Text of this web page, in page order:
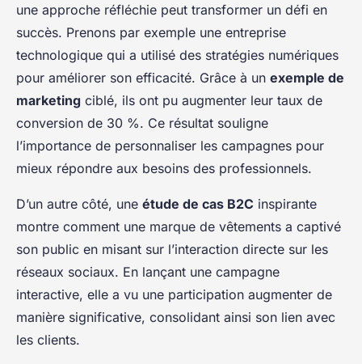
une approche réfléchie peut transformer un défi en
succès. Prenons par exemple une entreprise
technologique qui a utilisé des stratégies numériques
pour améliorer son efficacité. Grâce à un exemple de
marketing ciblé, ils ont pu augmenter leur taux de
conversion de 30 %. Ce résultat souligne
l’importance de personnaliser les campagnes pour
mieux répondre aux besoins des professionnels.
D’un autre côté, une étude de cas B2C inspirante
montre comment une marque de vêtements a captivé
son public en misant sur l’interaction directe sur les
réseaux sociaux. En lançant une campagne
interactive, elle a vu une participation augmenter de
manière significative, consolidant ainsi son lien avec
les clients.